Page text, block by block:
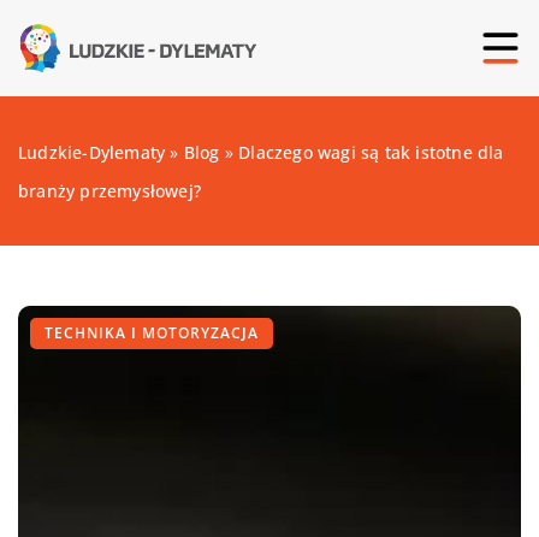
Ludzkie-Dylematy » Blog » Dlaczego wagi są tak istotne dla
branży przemysłowej?
TECHNIKA I MOTORYZACJA